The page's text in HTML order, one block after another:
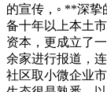
的宣传，◦ **深
备十年以上本土
资本，更成立了
余家进行报道，
社区取小微企业